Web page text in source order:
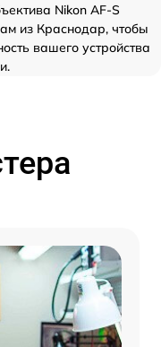
Nikon AF-S
из Краснодар, чтобы
вашего устройства